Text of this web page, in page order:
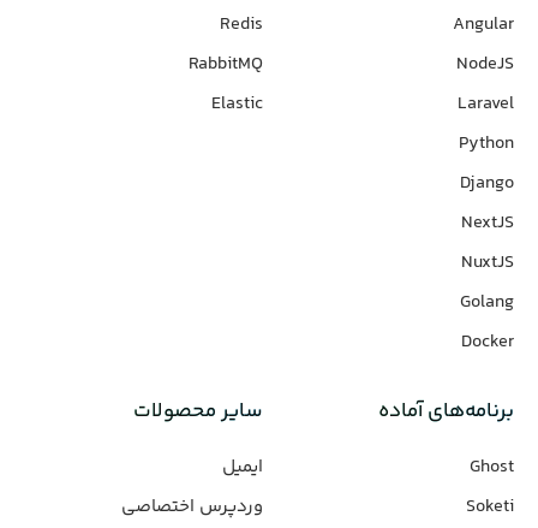
Angular
NodeJS
Laravel
Python
Django
NextJS
NuxtJS
Golang
Docker
Redis
RabbitMQ
Elastic
برنامه‌های‌ آماده
Ghost
Soketi
سایر محصولات
ایمیل
وردپرس‌ اختصاصی